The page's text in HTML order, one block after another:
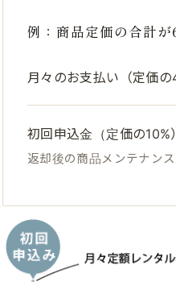
例：商品定価の合計
月々のお支払い（定価の
初回申込金（定価の10%）
返却後の商品メンテナン